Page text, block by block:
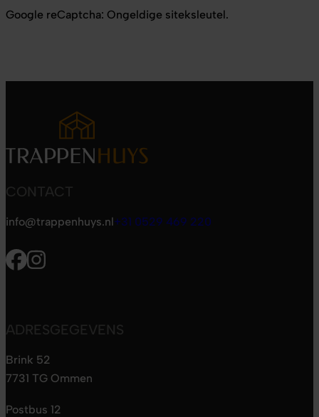
Google reCaptcha: Ongeldige siteksleutel.
CONTACT
info@trappenhuys.nl+31 0529 469 220
ADRESGEGEVENS
Brink 52
7731 TG Ommen
Postbus 12